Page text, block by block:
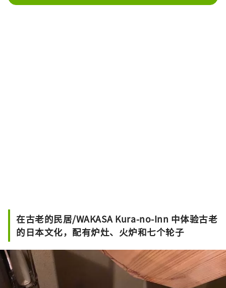
在古老的民居/WAKASA Kura-no-Inn 中体验古老
的日本文化，配有炉灶、火炉和七个轮子